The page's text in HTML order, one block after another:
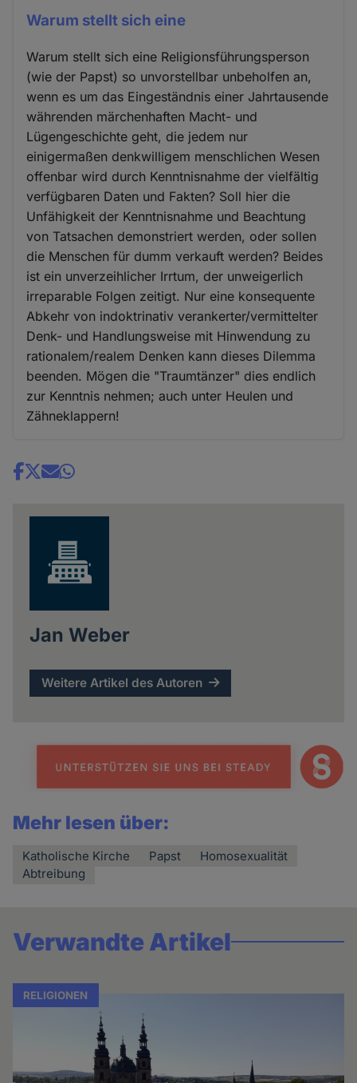
Warum stellt sich eine
Warum stellt sich eine Religionsführungsperson
(wie der Papst) so unvorstellbar unbeholfen an,
wenn es um das Eingeständnis einer Jahrtausende
währenden märchenhaften Macht- und
Lügengeschichte geht, die jedem nur
einigermaßen denkwilligem menschlichen Wesen
offenbar wird durch Kenntnisnahme der vielfältig
verfügbaren Daten und Fakten? Soll hier die
Unfähigkeit der Kenntnisnahme und Beachtung
von Tatsachen demonstriert werden, oder sollen
die Menschen für dumm verkauft werden? Beides
ist ein unverzeihlicher Irrtum, der unweigerlich
irreparable Folgen zeitigt. Nur eine konsequente
Abkehr von indoktrinativ verankerter/vermittelter
Denk- und Handlungsweise mit Hinwendung zu
rationalem/realem Denken kann dieses Dilemma
beenden. Mögen die "Traumtänzer" dies endlich
zur Kenntnis nehmen; auch unter Heulen und
Zähneklappern!
Share
Jan Weber
Weitere Artikel des Autoren
Mehr lesen über:
Katholische Kirche Papst
Homosexualität
Abtreibung
Verwandte Artikel
RELIGIONEN